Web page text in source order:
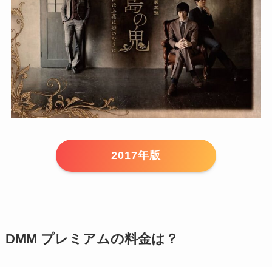
2017年版
DMM プレミアムの料金は？